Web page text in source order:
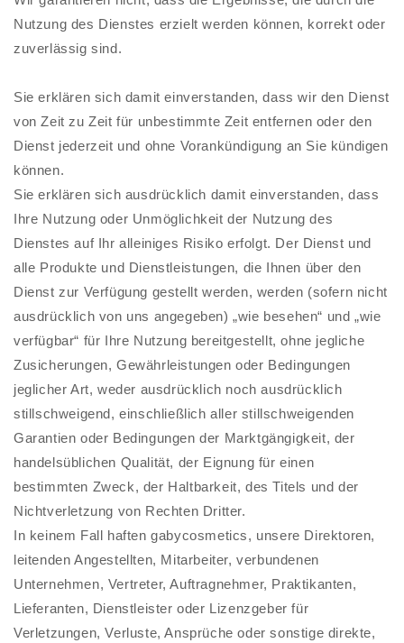
Nutzung des Dienstes erzielt werden können, korrekt oder
zuverlässig sind.
Sie erklären sich damit einverstanden, dass wir den Dienst
von Zeit zu Zeit für unbestimmte Zeit entfernen oder den
Dienst jederzeit und ohne Vorankündigung an Sie kündigen
können.
Sie erklären sich ausdrücklich damit einverstanden, dass
Ihre Nutzung oder Unmöglichkeit der Nutzung des
Dienstes auf Ihr alleiniges Risiko erfolgt. Der Dienst und
alle Produkte und Dienstleistungen, die Ihnen über den
Dienst zur Verfügung gestellt werden, werden (sofern nicht
ausdrücklich von uns angegeben) „wie besehen“ und „wie
verfügbar“ für Ihre Nutzung bereitgestellt, ohne jegliche
Zusicherungen, Gewährleistungen oder Bedingungen
jeglicher Art, weder ausdrücklich noch ausdrücklich
stillschweigend, einschließlich aller stillschweigenden
Garantien oder Bedingungen der Marktgängigkeit, der
handelsüblichen Qualität, der Eignung für einen
bestimmten Zweck, der Haltbarkeit, des Titels und der
Nichtverletzung von Rechten Dritter.
In keinem Fall haften gabycosmetics, unsere Direktoren,
leitenden Angestellten, Mitarbeiter, verbundenen
Unternehmen, Vertreter, Auftragnehmer, Praktikanten,
Lieferanten, Dienstleister oder Lizenzgeber für
Verletzungen, Verluste, Ansprüche oder sonstige direkte,